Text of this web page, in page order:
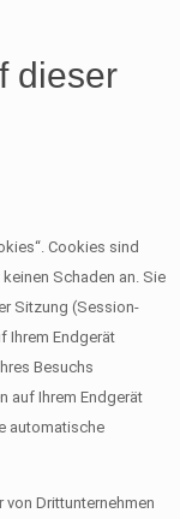
dieser
Cookies sind
Schaden an. Sie
Sitzung (Session-
Ihrem Endgerät
Besuchs
auf Ihrem Endgerät
automatische
Drittunternehmen